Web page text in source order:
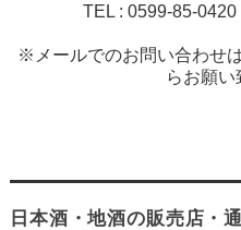
TEL : 0599-85-0420
※メールでのお問い合わせ
らお願い
日本酒・地酒の販売店・